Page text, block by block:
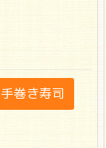
手巻き寿司